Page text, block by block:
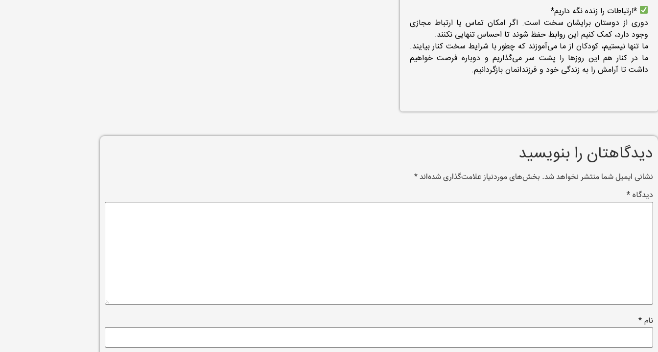
*ارتباطات را زنده نگه داریم*
دوری از دوستان برایشان سخت است. اگر امکان تماس یا ارتباط مجازی
وجود دارد، کمک کنیم این روابط حفظ شوند تا احساس تنهایی نکنند.
ما تنها نیستیم، کودکان از ما می‌آموزند که چطور با شرایط سخت کنار بیایند.
ما در کنار هم این روزها را پشت سر می‌گذاریم و دوباره فرصت خواهیم
داشت تا آرامش را به زندگی خود و فرزندانمان بازگردانیم.
دیدگاهتان را بنویسید
نشانی ایمیل شما منتشر نخواهد شد. بخش‌های موردنیاز علامت‌گذاری شده‌اند*
دیدگاه*
نام*